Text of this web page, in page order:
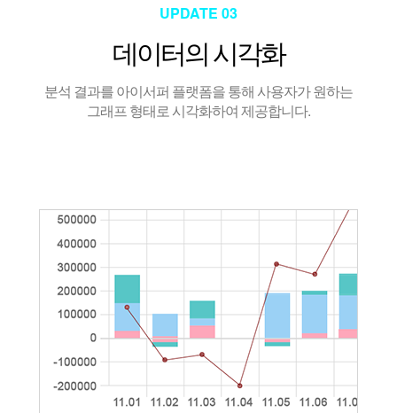
UPDATE 03
데이터의 시각화
분석 결과를 아이서퍼 플랫폼을 통해 사용자가 원하는
그래프 형태로 시각화하여 제공합니다.